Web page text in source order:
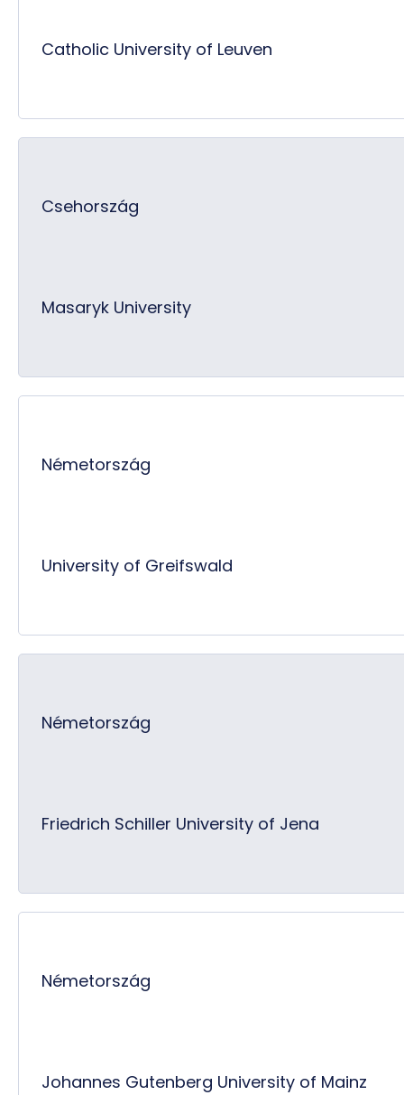
Catholic University of Leuven
Csehország
Masaryk University
Németország
University of Greifswald
Németország
Friedrich Schiller University of Jena
Németország
Johannes Gutenberg University of Mainz